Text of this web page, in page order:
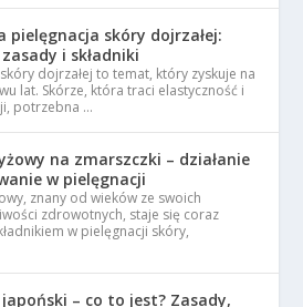
pielęgnacja skóry dojrzałej:
i składniki
dojrzałej to temat, który zyskuje na
lat. Skórze, która traci elastyczność i
potrzebna …
na zmarszczki – działanie
w pielęgnacji
znany od wieków ze swoich
zdrowotnych, staje się coraz
w pielęgnacji skóry,
– co to jest? Zasady,